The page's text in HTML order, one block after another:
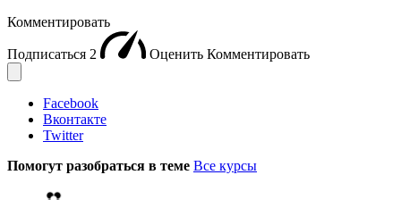
Комментировать
Подписаться 2 Оценить Комментировать
Facebook
Вконтакте
Twitter
Помогут разобраться в теме Все курсы